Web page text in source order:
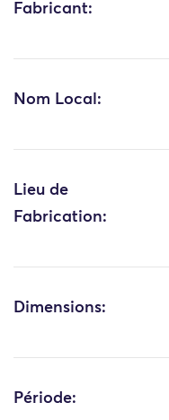
Fabricant:
Nom Local:
Lieu de
Fabrication:
Dimensions:
Période: